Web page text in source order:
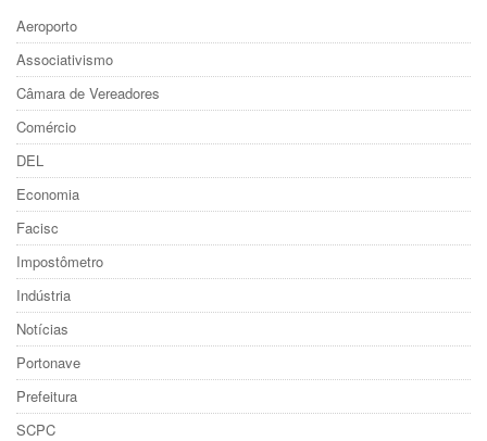
Aeroporto
Associativismo
Câmara de Vereadores
Comércio
DEL
Economia
Facisc
Impostômetro
Indústria
Notícias
Portonave
Prefeitura
SCPC